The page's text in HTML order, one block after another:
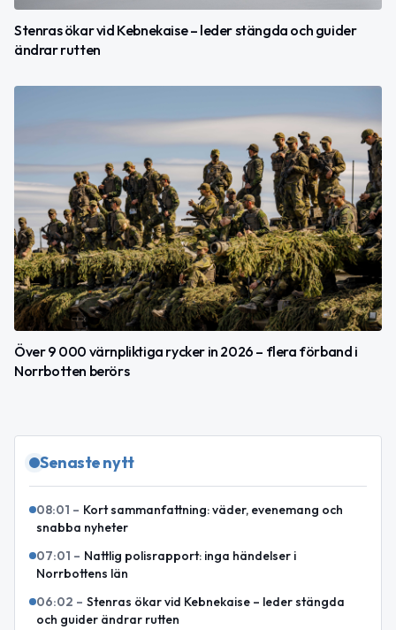
Stenras ökar vid Kebnekaise – leder stängda och guider
ändrar rutten
Över 9 000 värnpliktiga rycker in 2026 – flera förband i
Norrbotten berörs
Senaste nytt
08:01 – Kort sammanfattning: väder, evenemang och
snabba nyheter
07:01 – Nattlig polisrapport: inga händelser i
Norrbottens län
06:02 – Stenras ökar vid Kebnekaise – leder stängda
och guider ändrar rutten